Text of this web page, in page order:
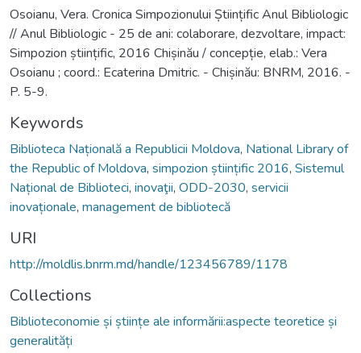
Osoianu, Vera. Cronica Simpozionului Științific Anul Bibliologic
// Anul Bibliologic - 25 de ani: colaborare, dezvoltare, impact:
Simpozion științific, 2016 Chișinău / concepție, elab.: Vera
Osoianu ; coord.: Ecaterina Dmitric. - Chișinău: BNRM, 2016. -
P. 5-9.
Keywords
Biblioteca Națională a Republicii Moldova, National Library of
the Republic of Moldova, simpozion științific 2016, Sistemul
Național de Biblioteci, inovaţii, ODD-2030, servicii
inovaționale, management de bibliotecă
URI
http://moldlis.bnrm.md/handle/123456789/1178
Collections
Biblioteconomie și științe ale informării:aspecte teoretice și
generalități